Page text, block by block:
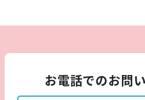
お電話でのお問